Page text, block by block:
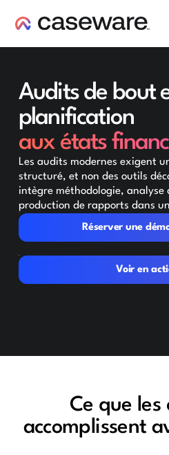
Audits de bout
planification
aux états
Les audits modernes exigent
structuré, et non des outils
intègre méthodologie, analyse
production de rapports dans
Réserver une
Réserver une démonstration
Voir en
Voir en action
Ce que les
accomplissent